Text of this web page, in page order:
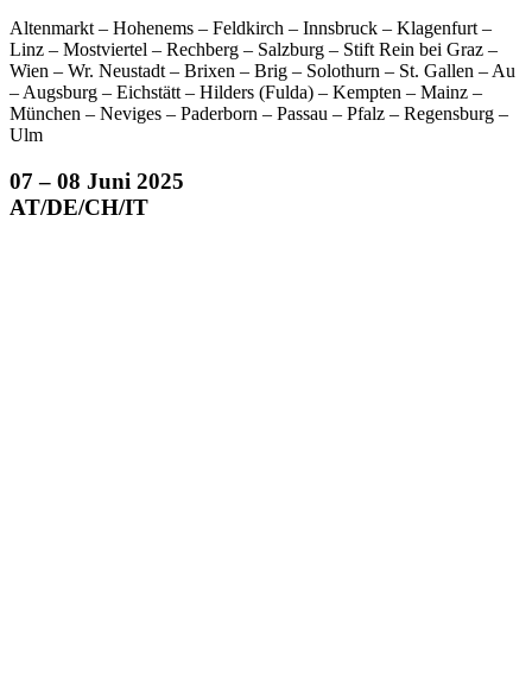
Altenmarkt – Hohenems – Feldkirch – Innsbruck – Klagenfurt –
Linz – Mostviertel – Rechberg – Salzburg – Stift Rein bei Graz –
Wien – Wr. Neustadt – Brixen – Brig – Solothurn – St. Gallen – Au
– Augsburg – Eichstätt – Hilders (Fulda) – Kempten – Mainz –
München – Neviges – Paderborn – Passau – Pfalz – Regensburg –
Ulm
07 – 08 Juni 2025
AT/DE/CH/IT